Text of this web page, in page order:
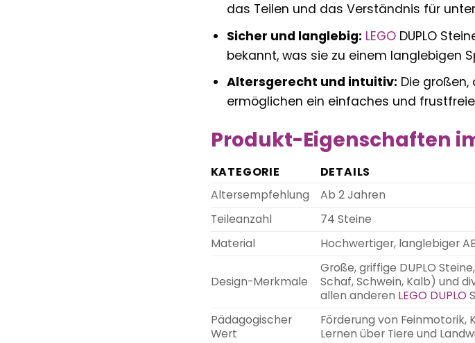
das Teilen und das Verständnis für
Sicher und langlebig: LEGODUPLO
bekannt, was sie zu einem langlebigen
Altersgerecht und intuitiv: Die
ermöglichen ein einfaches und
Produkt-Eigenschaften
KATEGORIE
DETAILS
Altersempfehlung
Ab 2 Jahren
Teileanzahl
74 Steine
Material
Hochwertiger, langlebiger
Design-Merkmale
Große, griffige DUPLO
Schaf, Schwein, Kalb) und
allen anderen LEGO DUPLO
Pädagogischer
Wert
Förderung von Feinmotorik,
Lernen über Tiere und